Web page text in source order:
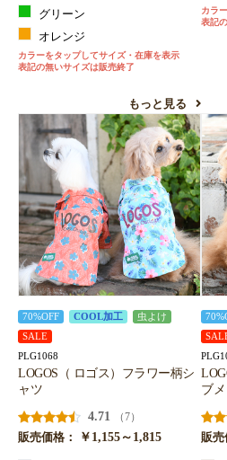
グリーン
オレンジ
カラーをタップしてサイズ・在庫を表示
表記の無いサイズは販売終了
もっと見る
カラ
表記
70%OFF COOL加工
虫よけ
SALE
PLG1068
LOGOS（ ロゴス）フラワー柄シ
ャツ
4.71
（7）
販売価格：
￥1,155～1,815
ブ
販売